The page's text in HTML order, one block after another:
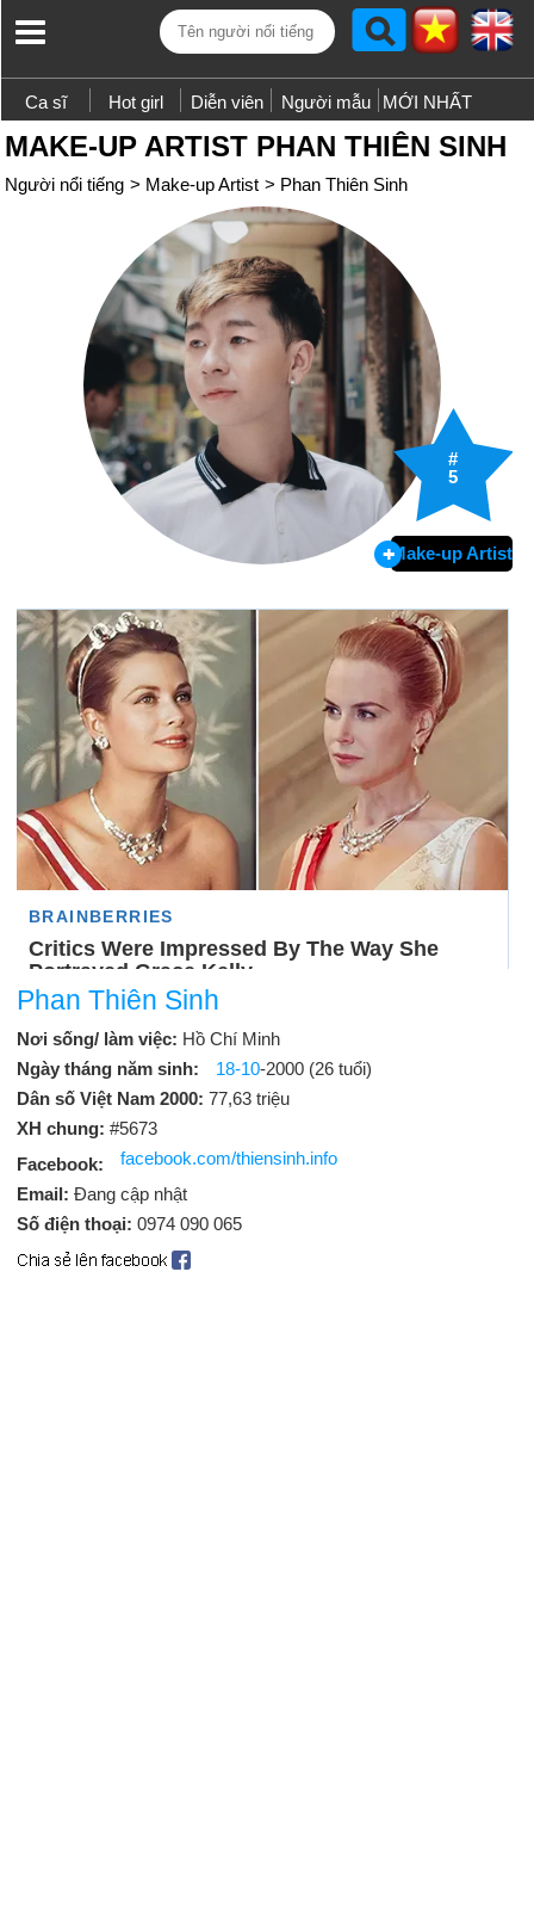
Ca sĩ Hot girl Diễn viên Người mẫu MỚI NHẤT
MAKE-UP ARTIST PHAN THIÊN SINH
Người nổi tiếng > Make-up Artist > Phan Thiên Sinh
#
5
Make-up Artist
Phan Thiên Sinh
Nơi sống/ làm việc: Hồ Chí Minh
Ngày tháng năm sinh:
18-10-2000 (26 tuổi)
Dân số Việt Nam 2000: 77,63 triệu
XH chung: #5673
Facebook:
facebook.com/thiensinh.info
Email: Đang cập nhật
Số điện thoại: 0974 090 065